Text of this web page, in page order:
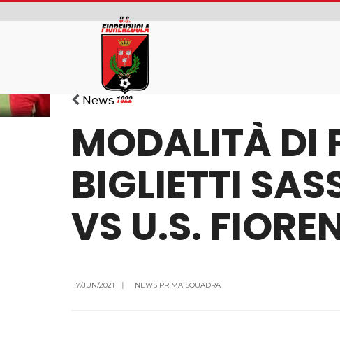
News
MODALITÀ DI
BIGLIETTI
VS U.S.
17/JUN/2021 | NEWS PRIMA SQUADRA